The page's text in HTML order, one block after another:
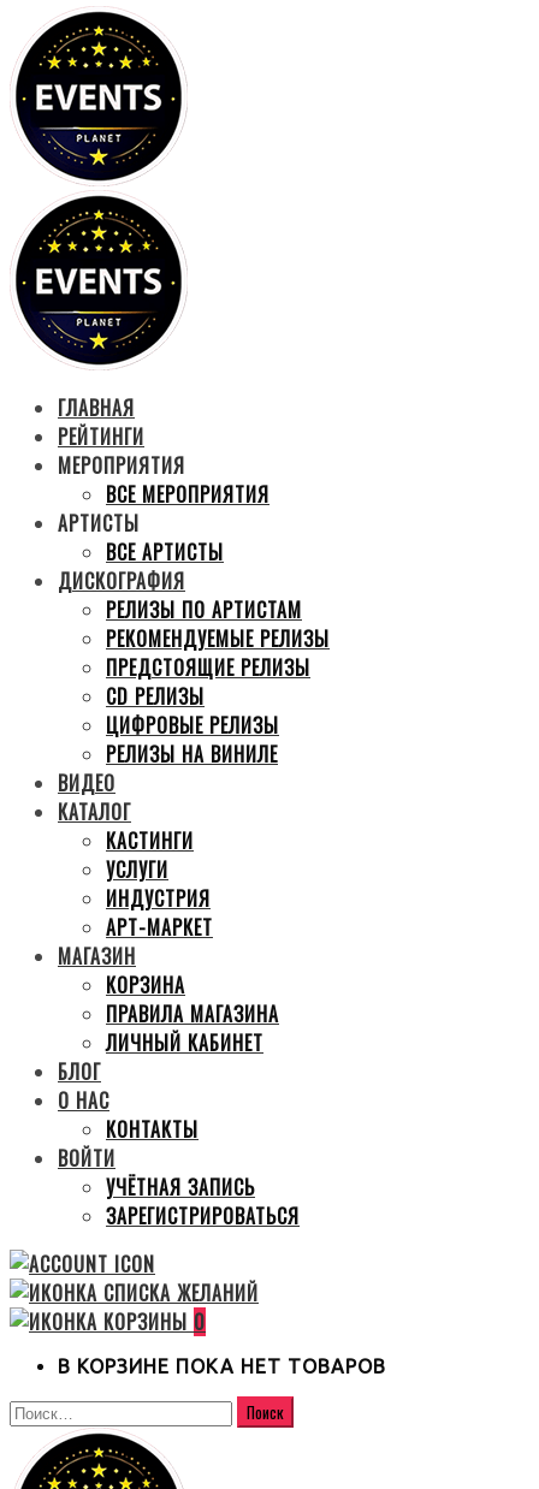
ГЛАВНАЯ
РЕЙТИНГИ
МЕРОПРИЯТИЯ
ВСЕ МЕРОПРИЯТИЯ
АРТИСТЫ
ВСЕ АРТИСТЫ
ДИСКОГРАФИЯ
РЕЛИЗЫ ПО АРТИСТАМ
РЕКОМЕНДУЕМЫЕ РЕЛИЗЫ
ПРЕДСТОЯЩИЕ РЕЛИЗЫ
CD РЕЛИЗЫ
ЦИФРОВЫЕ РЕЛИЗЫ
РЕЛИЗЫ НА ВИНИЛЕ
ВИДЕО
КАТАЛОГ
КАСТИНГИ
УСЛУГИ
ИНДУСТРИЯ
АРТ-МАРКЕТ
МАГАЗИН
КОРЗИНА
ПРАВИЛА МАГАЗИНА
ЛИЧНЫЙ КАБИНЕТ
БЛОГ
О НАС
КОНТАКТЫ
ВОЙТИ
УЧЁТНАЯ ЗАПИСЬ
ЗАРЕГИСТРИРОВАТЬСЯ
0
В КОРЗИНЕ ПОКА НЕТ ТОВАРОВ